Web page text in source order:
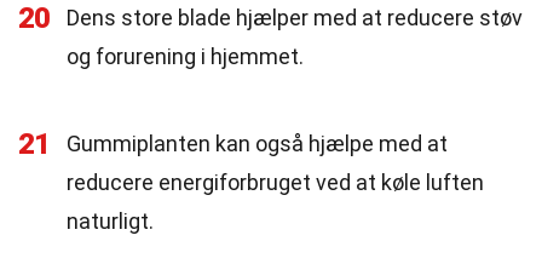
20
Dens store blade hjælper med at reducere støv
og forurening i hjemmet.
21
Gummiplanten kan også hjælpe med at
reducere energiforbruget ved at køle luften
naturligt.